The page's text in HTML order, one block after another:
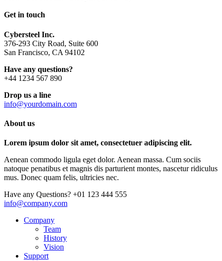
Get in touch
Cybersteel Inc.
376-293 City Road, Suite 600
San Francisco, CA 94102
Have any questions?
+44 1234 567 890
Drop us a line
info@yourdomain.com
About us
Lorem ipsum dolor sit amet, consectetuer adipiscing elit.
Aenean commodo ligula eget dolor. Aenean massa. Cum sociis
natoque penatibus et magnis dis parturient montes, nascetur ridiculus
mus. Donec quam felis, ultricies nec.
Have any Questions? +01 123 444 555
info@company.com
Company
Team
History
Vision
Support